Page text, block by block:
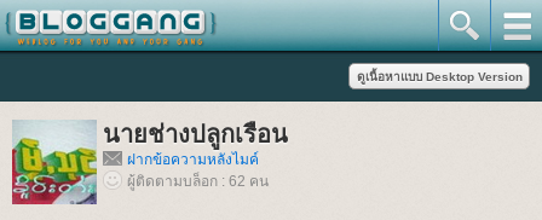
นายช่างปลูกเรือน
ฝากข้อความหลังไมค์
ผู้ติดตามบล็อก : 62 คน